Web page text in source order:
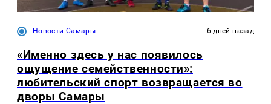
Новости Самары 6 дней назад
«Именно здесь у нас появилось
ощущение семейственности»:
любительский спорт возвращается во
дворы Самары